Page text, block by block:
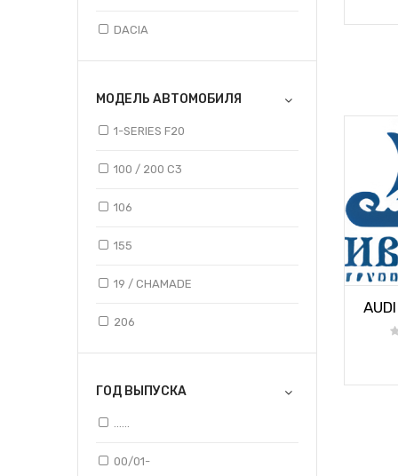
DACIA
DAF
МОДЕЛЬ АВТОМОБИЛЯ
1-SERIES F20
100 / 200 C3
106
155
19 / CHAMADE
206
3-SERIES E46
ГОД ВЫПУСКА
......
00/01-